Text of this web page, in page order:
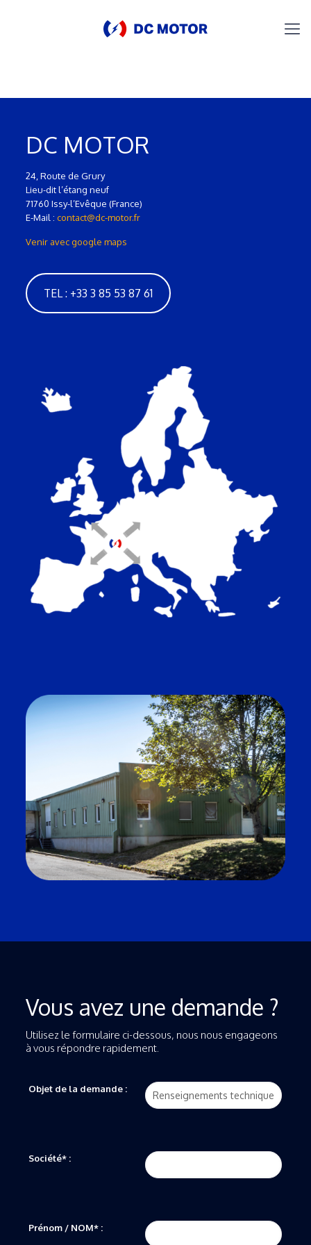
DC MOTOR
24, Route de Grury
Lieu-dit l’étang neuf
71760 Issy-l’Evêque (France)
E-Mail : contact@dc-motor.fr
Venir avec google maps
TEL : +33 3 85 53 87 61
Vous avez une demande ?
Utilisez le formulaire ci-dessous, nous nous engageons
à vous répondre rapidement.
Objet de la demande :
Société* :
Prénom / NOM* :